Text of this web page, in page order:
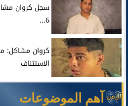
سجل كروان
6...
كروان مشاكل:
الاستئناف
آهم الموضوعات